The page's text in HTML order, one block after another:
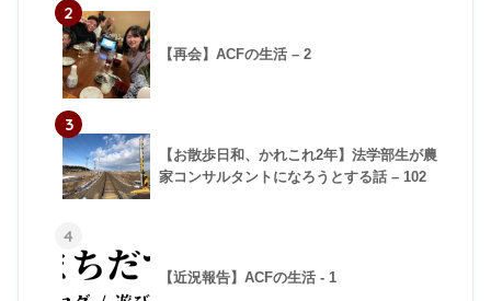
2
【再会】ACFの生活 – 2
3
【お散歩日和、かれこれ2年】法学部生が農
家コンサルタントになろうとする話 – 102
4
【近況報告】ACFの生活 - 1